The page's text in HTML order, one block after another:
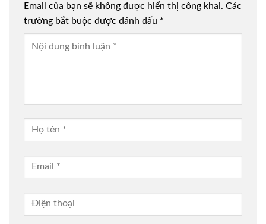
Email của bạn sẽ không được hiển thị công khai. Các
trường bắt buộc được đánh dấu *